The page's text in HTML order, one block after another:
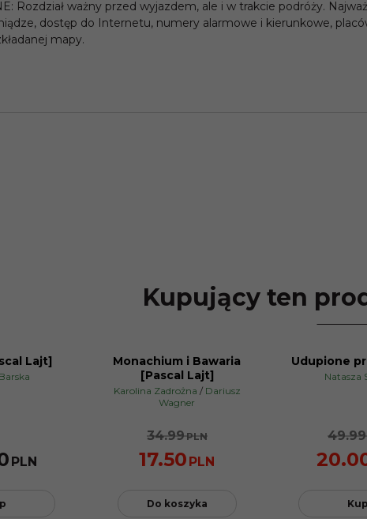
Rozdział ważny przed wyjazdem, ale i w trakcie podróży.
dostęp do Internetu, numery alarmowe i kierunkowe,
mapy.
Kupujący ten
Lajt]
PLN
PROMOCJA
Monachium i Bawaria
[Pascal Lajt]
Karolina Zadrożna / Dariusz
Wagner
34.99PLN
17.50 PLN
Do koszyka
Udupione
Natasza
49.99
Kup